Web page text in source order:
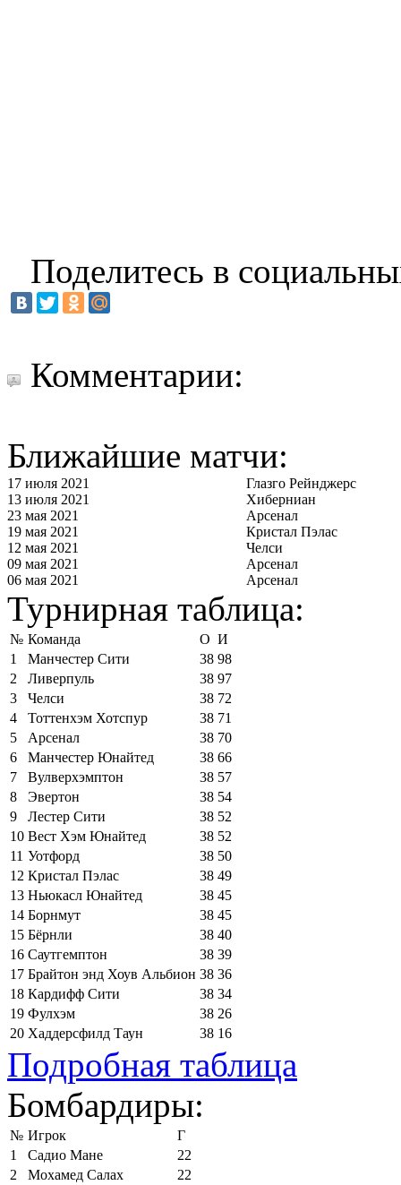
Поделитесь в
Комментарии:
Ближайшие матчи:
17 июля 2021
Глазго Рейнджерс
13 июля 2021
Хиберниан
23 мая 2021
Арсенал
19 мая 2021
Кристал Пэлас
12 мая 2021
Челси
09 мая 2021
Арсенал
06 мая 2021
Арсенал
Турнирная таблица:
№ Команда О И
1
Манчестер Сити 38 98
2
Ливерпуль 38 97
3
Челси 38 72
4
Тоттенхэм Хотспур 38 71
5
Арсенал 38 70
6
Манчестер Юнайтед 38 66
7
Вулверхэмптон 38 57
8
Эвертон 38 54
9
Лестер Сити 38 52
10 Вест Хэм Юнайтед 38 52
11 Уотфорд 38 50
12 Кристал Пэлас 38 49
13 Ньюкасл Юнайтед 38 45
14 Борнмут 38 45
15 Бёрнли 38 40
16 Саутгемптон 38 39
17 Брайтон энд Хоув Альбион 38 36
18 Кардифф Сити 38 34
19 Фулхэм 38 26
20 Хаддерсфилд Таун 38 16
Подробная таблица
Бомбардиры:
№ Игрок
Г
1
Садио Мане
22
2
Мохамед Салах
22